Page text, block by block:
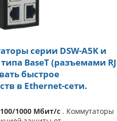
серии DSW-A5K и
BaseT (разъемами RJ
быстрое
в Ethernet-сети.
1000 Мбит/с . Коммутаторы